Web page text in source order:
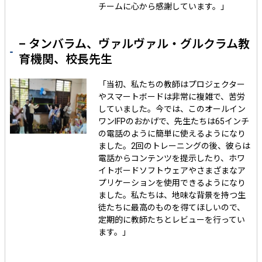
チームに心から感謝しています。」
– タンバラム、ヴァルヴァル・グルクラム教
育機関、校長先生
「当初、私たちの教師はプロジェクター
やスマートボードは非常に複雑で、苦労
していました。今では、このオールイン
ワンIFPのおかげで、先生たちは65インチ
の電話のように簡単に使えるようになり
ました。2回のトレーニングの後、彼らは
電話からコンテンツを提示したり、ホワ
イトボードソフトウェアやさまざまなア
プリケーションを使用できるようになり
ました。私たちは、地味な背景を持つ生
徒たちに最高のものを得てほしいので、
定期的に教師たちとレビューを行ってい
ます。」